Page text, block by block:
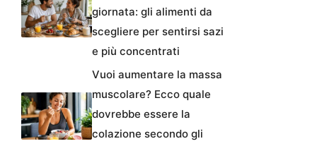
giornata: gli alimenti da
scegliere per sentirsi sazi
e più concentrati
Vuoi aumentare la massa
muscolare? Ecco quale
dovrebbe essere la
colazione secondo gli